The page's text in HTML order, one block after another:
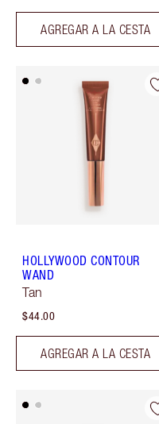
AGREGAR A LA CESTA
HOLLYWOOD CONTOUR
WAND
Tan
$44.00
AGREGAR A LA CESTA